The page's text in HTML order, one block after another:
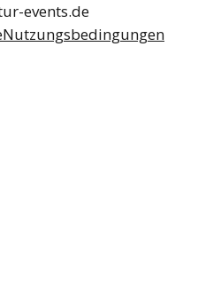
events.de
Nutzungsbedingungen